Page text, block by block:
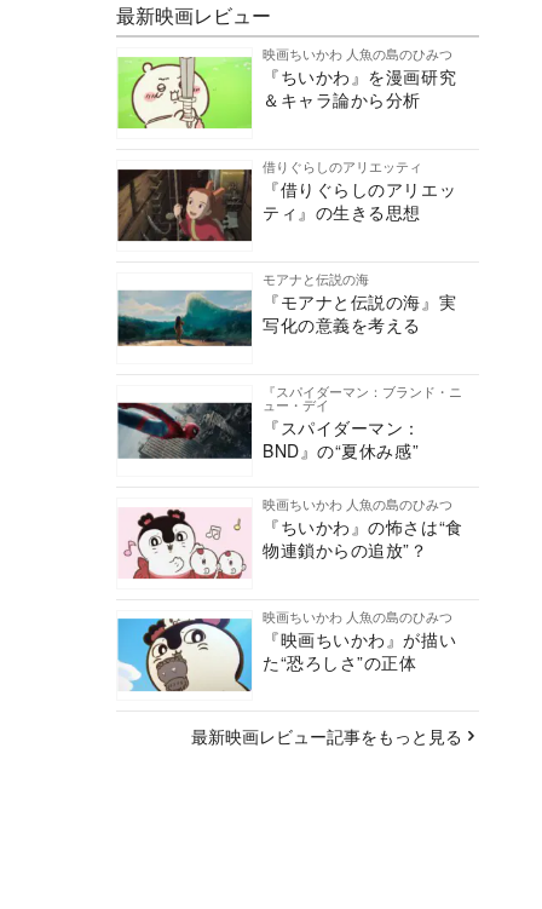
最新映画レビュー
映画ちいかわ 人魚の島のひみつ
『ちいかわ』を漫画研究
＆キャラ論から分析
借りぐらしのアリエッティ
『借りぐらしのアリエッ
ティ』の生きる思想
モアナと伝説の海
『モアナと伝説の海』実
写化の意義を考える
『スパイダーマン：ブランド・ニ
ュー・デイ
『スパイダーマン：
BND』の“夏休み感”
映画ちいかわ 人魚の島のひみつ
『ちいかわ』の怖さは“食
物連鎖からの追放”？
映画ちいかわ 人魚の島のひみつ
『映画ちいかわ』が描い
た“恐ろしさ”の正体
最新映画レビュー記事をもっと見る